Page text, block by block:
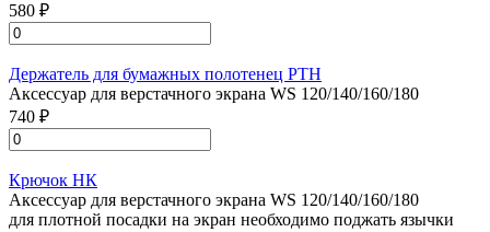
580 ₽
Держатель для бумажных полотенец PTH
Аксессуар для верстачного экрана WS 120/140/160/180
740 ₽
Крючок НК
Аксессуар для верстачного экрана WS 120/140/160/180
для плотной посадки на экран необходимо поджать язычки